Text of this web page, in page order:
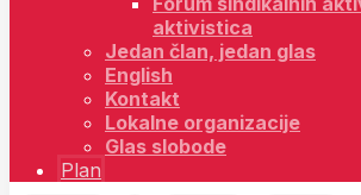
aktivistica
Jedan član, jedan glas
English
Kontakt
Lokalne organizacije
Glas slobode
Plan